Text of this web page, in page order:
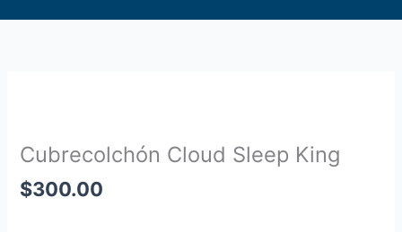
Cubrecolchón Cloud Sleep King
$300.00
King